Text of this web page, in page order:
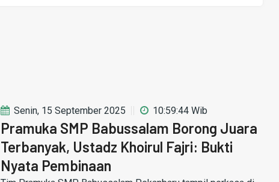
Senin, 15 September 2025 10:59:44 Wib
Pramuka SMP Babussalam Borong Juara
Terbanyak, Ustadz Khoirul Fajri: Bukti
Nyata Pembinaan